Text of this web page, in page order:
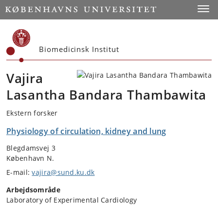
Start
Biomedicinsk Institut
Vajira
Lasantha Bandara Thambawita
Ekstern forsker
Physiology of circulation, kidney and lung
Blegdamsvej 3
København N.
E-mail:vajira@sund.ku.dk
Arbejdsområde
Laboratory of Experimental Cardiology